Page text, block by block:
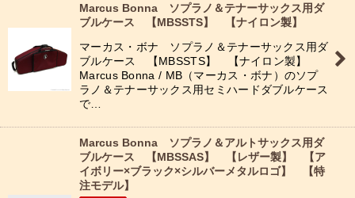
並び順:
絞り込む
Marcus Bonna ソプラノ＆テナーサックス用ダ
ブルケース 【MBSSTS】 【ナイロン製】
マーカス・ボナ ソプラノ＆テナーサックス用ダ
ブルケース 【MBSSTS】 【ナイロン製】
Marcus Bonna / MB（マーカス・ボナ）のソプ
ラノ＆テナーサックス用セミハードダブルケース
で…
Marcus Bonna ソプラノ＆アルトサックス用ダ
ブルケース 【MBSSAS】 【レザー製】 【ア
イボリー×ブラック×シルバーメタルロゴ】 【特
注モデル】